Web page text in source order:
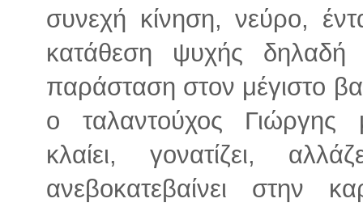
συνεχή κίνηση, νεύρο,
κατάθεση ψυχής
παράσταση στον μέγιστο
ο ταλαντούχος Γιώργης
κλαίει, γονατίζει,
ανεβοκατεβαίνει στην